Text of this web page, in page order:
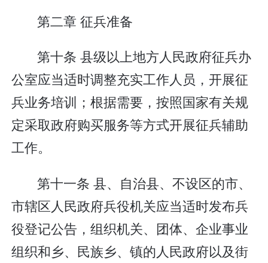
第二章 征兵准备
第十条 县级以上地方人民政府征兵办
公室应当适时调整充实工作人员，开展征
兵业务培训；根据需要，按照国家有关规
定采取政府购买服务等方式开展征兵辅助
工作。
第十一条 县、自治县、不设区的市、
市辖区人民政府兵役机关应当适时发布兵
役登记公告，组织机关、团体、企业事业
组织和乡、民族乡、镇的人民政府以及街